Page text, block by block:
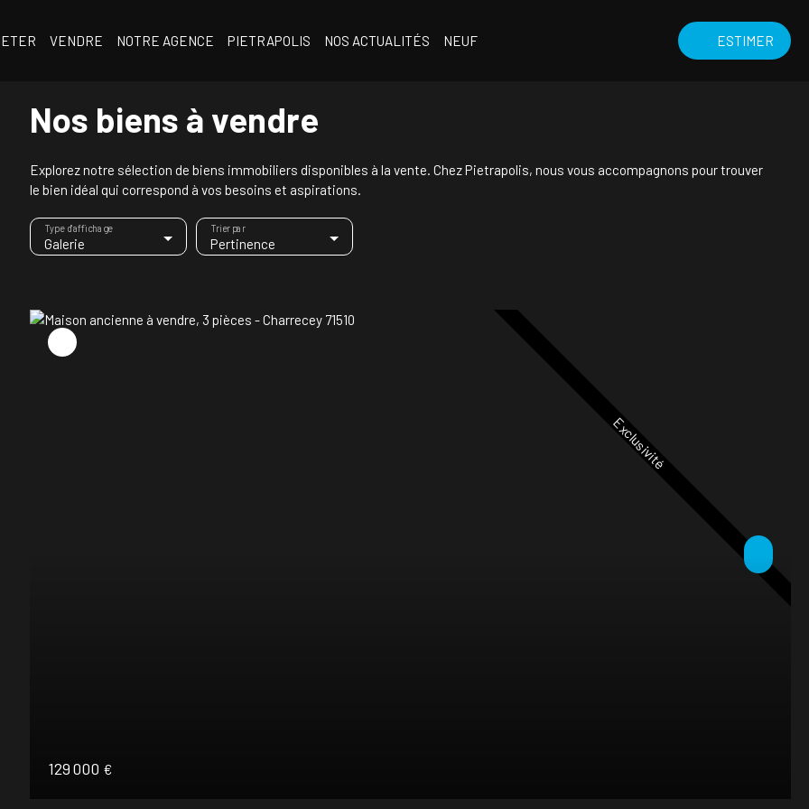
VENDRE NOTRE AGENCE PIETRAPOLIS NOS ACTUALITÉS NEUF ESTIMER
Nos biens à vendre
Explorez notre sélection de biens immobiliers disponibles à la vente. Chez Pietrapolis, nous vous accompagnons pour trouver
le bien idéal qui correspond à vos besoins et aspirations.
Galerie
Type d'affichage
Pertinence
Trier par
Exclusivité
129 000 €